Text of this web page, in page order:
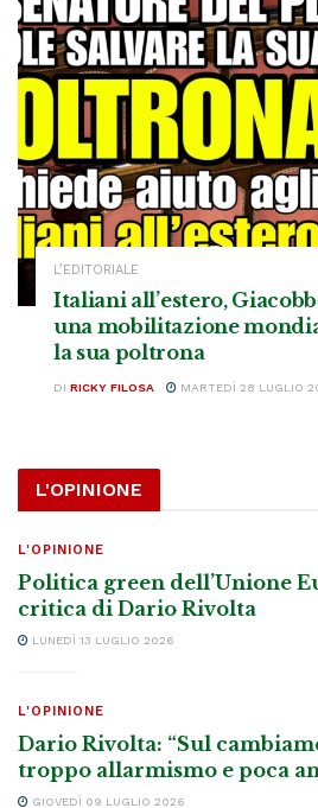
L’EDITORIALE
Italiani all’estero,
una mobilitazione
la sua poltrona
DI RICKY FILOSA MARTEDÌ 28 LUGLIO
L'OPINIONE
L'OPINIONE
Politica green dell’Unione
critica di Dario Rivolta
LUNEDÌ 13 LUGLIO 2026
L'OPINIONE
Dario Rivolta: “Sul
troppo allarmismo e poca
GIOVEDÌ 09 LUGLIO 2026